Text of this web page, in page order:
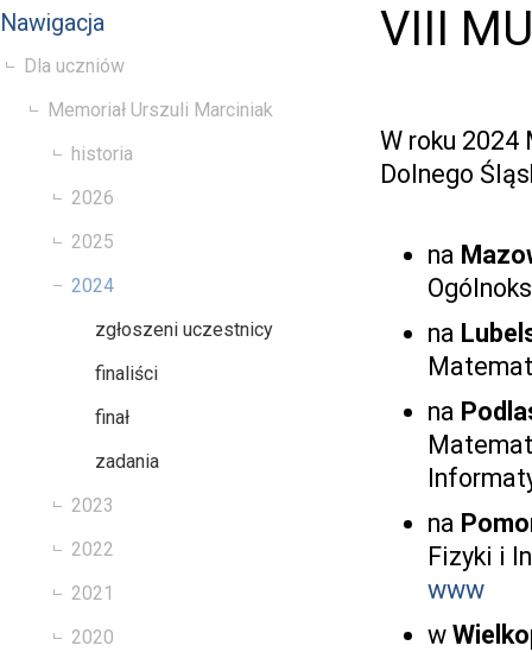
Nawigacja
Dla uczniów
Memoriał Urszuli Marciniak
historia
2026
2025
2024
zgłoszeni uczestnicy
finaliści
finał
zadania
2023
2022
2021
2020
VIII
W roku 2024
Dolnego
na
na
na
na
Fizyki i
www
w